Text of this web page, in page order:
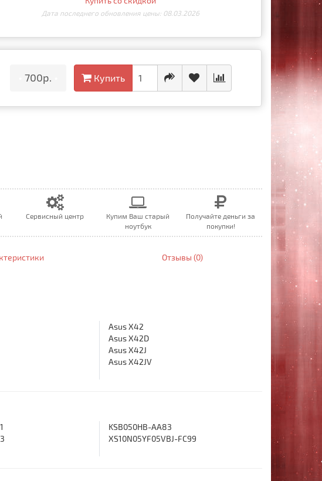
Дата последнего обновления цены: 08.03.2026
700р. Купить
Сервисный центр
Купим Ваш старый
ноутбук
Получайте деньги за
покупки!
Отзывы (0)
Asus X42
Asus X42D
Asus X42J
Asus X42JV
KSB050HB-AA83
XS10N05YF05VBJ-FC99